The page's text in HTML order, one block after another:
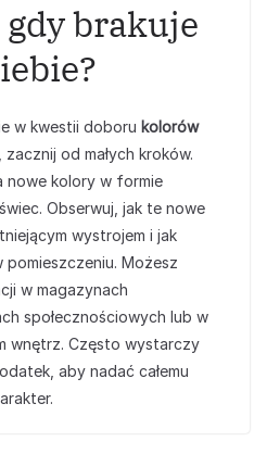
gdy brakuje
w kwestii doboru kolorów
, zacznij od małych kroków.
nowe kolory w formie
Obserwuj, jak te nowe
wystrojem i jak
pomieszczeniu. Możesz
w magazynach
społecznościowych lub w
wnętrz. Często wystarczy
aby nadać całemu